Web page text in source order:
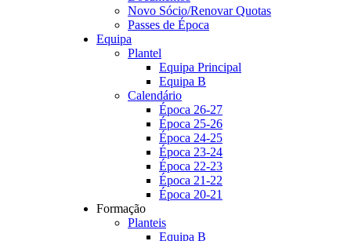
Novo Sócio/Renovar Quotas
Passes de Época
Equipa
Plantel
Equipa Principal
Equipa B
Calendário
Época 26-27
Época 25-26
Época 24-25
Época 23-24
Época 22-23
Época 21-22
Época 20-21
Formação
Planteis
Equipa B